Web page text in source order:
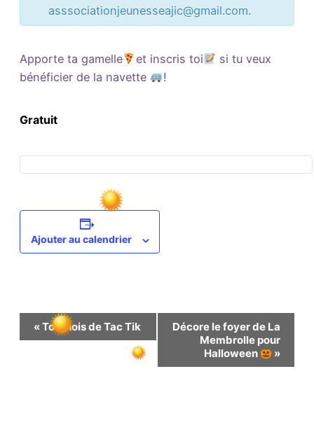
asssociationjeunesseajic@gmail.com.
Apporte ta gamelle et inscris toi
si tu veux
bénéficier de la navette
!
Gratuit
Ajouter au calendrier
Navigation
Évènement
«Tournois de Tac Tik
Décore le foyer de La
Membrolle pour
Halloween
»